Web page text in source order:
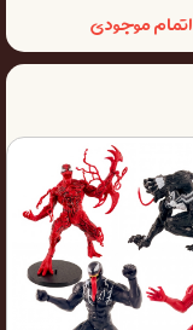
اتمام موجودی